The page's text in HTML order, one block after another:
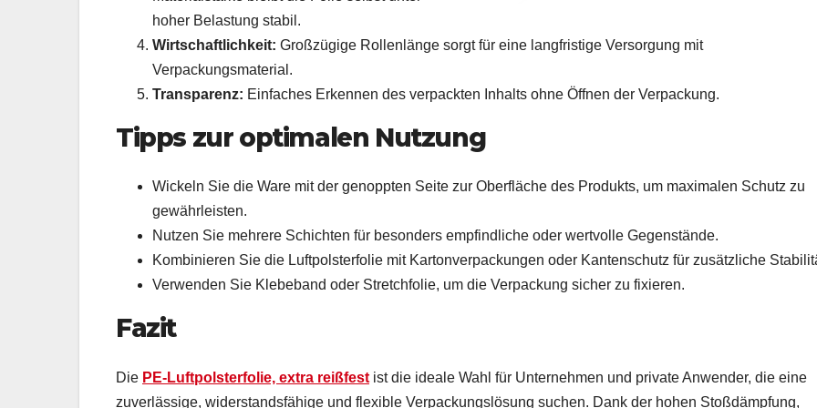
hoher Belastung stabil.
Wirtschaftlichkeit: Großzügige Rollenlänge sorgt für eine langfristige Versorgung mit
Verpackungsmaterial.
Transparenz: Einfaches Erkennen des verpackten Inhalts ohne Öffnen der Verpackung.
Tipps zur optimalen Nutzung
Wickeln Sie die Ware mit der genoppten Seite zur Oberfläche des Produkts, um maximalen Schutz zu
gewährleisten.
Nutzen Sie mehrere Schichten für besonders empfindliche oder wertvolle Gegenstände.
Kombinieren Sie die Luftpolsterfolie mit Kartonverpackungen oder Kantenschutz für zusätzliche
Verwenden Sie Klebeband oder Stretchfolie, um die Verpackung sicher zu fixieren.
Fazit
Die PE-Luftpolsterfolie, extra reißfest ist die ideale Wahl für Unternehmen und private Anwender, die eine
zuverlässige, widerstandsfähige und flexible Verpackungslösung suchen. Dank der hohen Stoßdämpfung,